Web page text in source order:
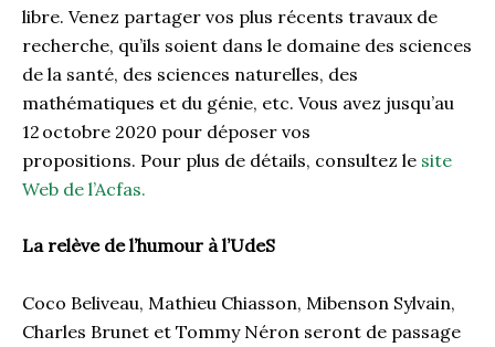
libre. Venez partager vos plus récents travaux de
recherche, qu’ils soient dans le domaine des sciences
de la santé, des sciences naturelles, des
mathématiques et du génie, etc. Vous avez jusqu’au
12 octobre 2020 pour déposer vos
propositions. Pour plus de détails, consultez le site
Web de l’Acfas.
La relève de l’humour àl’UdeS
Coco Beliveau, Mathieu Chiasson, Mibenson Sylvain,
Charles Brunet et Tommy Néron seront de passage